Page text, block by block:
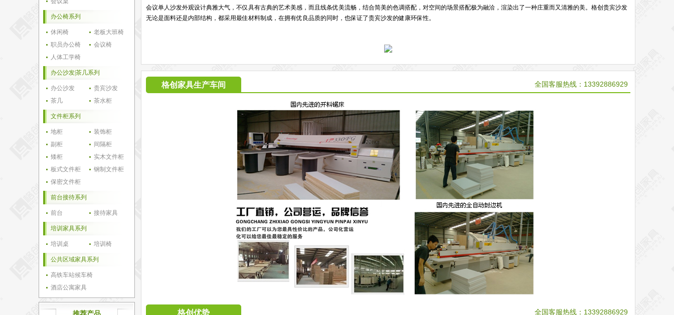
办公椅系列
休闲椅
老板大班椅
职员办公椅
会议椅
人体工学椅
办公沙发|茶几系列
办公沙发
贵宾沙发
茶几
茶水柜
文件柜系列
地柜
装饰柜
副柜
间隔柜
矮柜
实木文件柜
板式文件柜
钢制文件柜
保密文件柜
前台接待系列
前台 接待家具
培训家具系列
培训桌 培训椅
公共区域家具系列
高铁车站候车椅
酒店公寓家具
会议单人沙发外观设计典雅大气，不仅具有古典的艺术美感，而且线条优美流畅，结合简美的色调搭配，对空间的场景搭配极为融洽，渲染出了一种庄重而又清雅的美。格创贵宾沙发
无论是面料还是内部结构，都采用最佳材料制成，在拥有优良品质的同时，也保证了贵宾沙发的健康环保性。
格创家具生产车间 全国客服热线：13392886929
格创优势 全国客服热线：13392886929